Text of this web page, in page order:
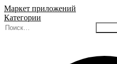
Маркет приложений
Категории